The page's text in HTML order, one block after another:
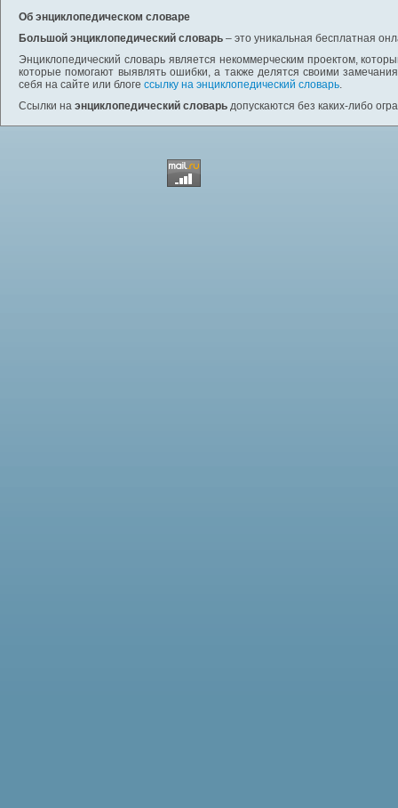
Об энциклопедическом словаре
Большой энциклопедический словарь – это уникальная бесплатная
Энциклопедический словарь является некоммерческим проектом,
которые помогают выявлять ошибки, а также делятся своими
себя на сайте или блоге ссылку на энциклопедический словарь.
Ссылки на энциклопедический словарь допускаются без каких-либо